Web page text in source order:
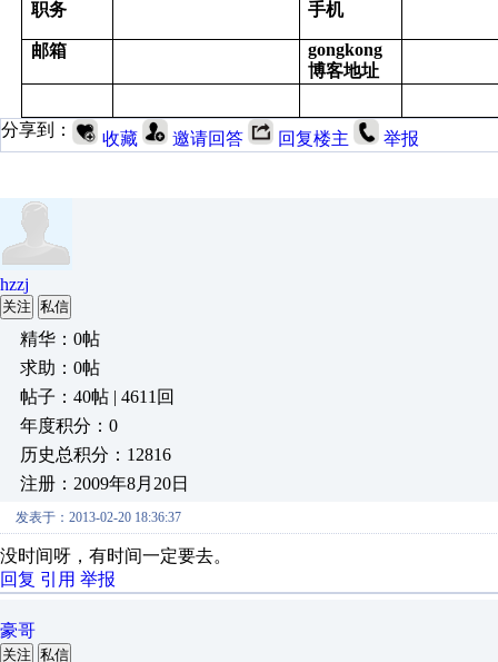
职务 手机
邮箱
gongkong
博客地址
分享到： 收藏 邀请回答 回复楼主 举报
hzzj
关注 私信
精华：0帖
求助：0帖
帖子：40帖 | 4611回
年度积分：0
历史总积分：12816
注册：2009年8月20日
发表于：2013-02-20 18:36:37
没时间呀，有时间一定要去。
回复 引用 举报
豪哥
关注 私信